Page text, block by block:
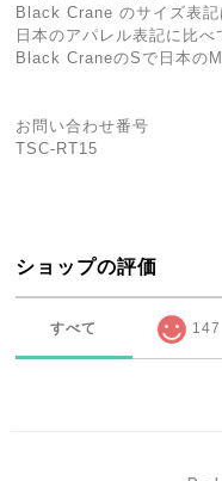
Black Crane のサイズ表
日本のアパレル表記に比べ
Black CraneのSで日本の
お問い合わせ番号
TSC-RT15
ショップの評価
すべて 147